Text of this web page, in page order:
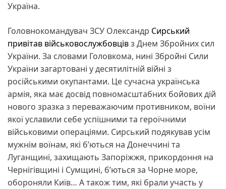
Україна.
Головнокомандувач ЗСУ Олександр Сирський
привітав військовослужбовцівз Днем Збройних сил
України. За словами Головкома, нині Збройні Сили
України загартовані у десятилітній війні з
російськими окупантами. Це сучасна українська
армія, яка має досвід повномасштабних бойових дій
нового зразка з переважаючим противником, воїни
якої уславили себе успішними та героїчними
військовими операціями. Сирський подякував усім
мужнім воїнам, які б’ються на Донеччині та
Луганщині, захищають Запоріжжя, прикордоння на
Чернігівщині і Сумщині, б’ються за Чорне море,
обороняли Київ… А також тим, які брали участь у